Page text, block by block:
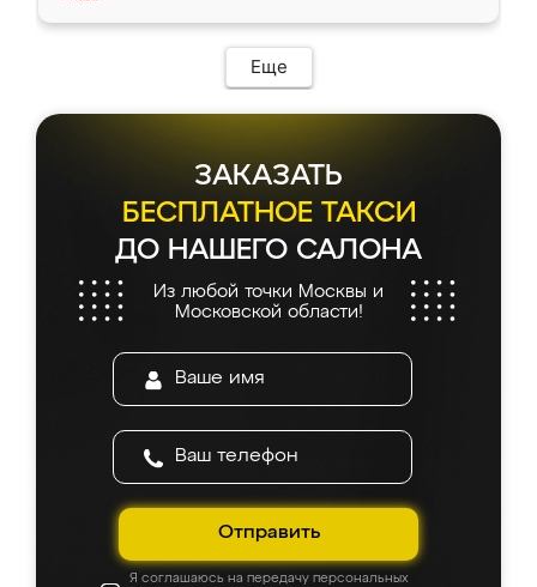
Еще
ЗАКАЗАТЬ
БЕСПЛАТНОЕ ТАКСИ
ДО НАШЕГО САЛОНА
Из любой точки Москвы и
Московской области!
Отправить
Я соглашаюсь на передачу персональных